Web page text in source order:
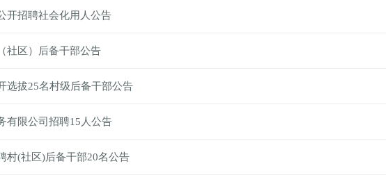
开招聘社会化用人公告
社区）后备干部公告
选拔25名村级后备干部公告
有限公司招聘15人公告
村(社区)后备干部20名公告